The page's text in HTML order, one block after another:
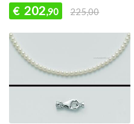
€ 202,90 225,00